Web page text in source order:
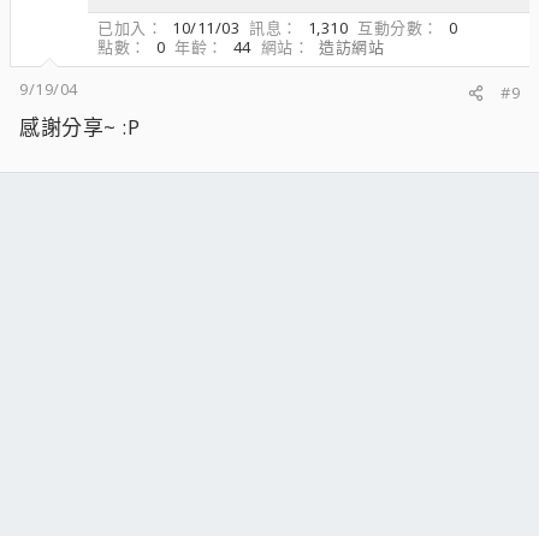
已加入
10/11/03 訊息 1,310 互動分數
0
點數
0 年齡 44 網站
造訪網站
9/19/04
#9
感謝分享~ :P